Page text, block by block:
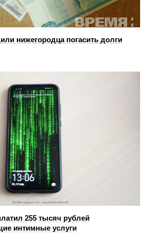
нижегородца погасить долги
255 тысяч рублей
интимные услуги